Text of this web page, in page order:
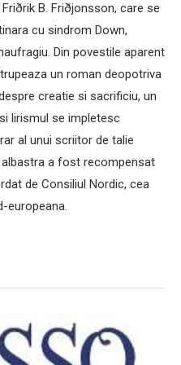
B. Friðjonsson, care se
cu sindrom Down,
Din povestile aparent
un roman deopotriva
creatie si sacrificiu, un
lirismul se impletesc
al unui scriitor de talie
a fost recompensat
de Consiliul Nordic, cea
europeana.